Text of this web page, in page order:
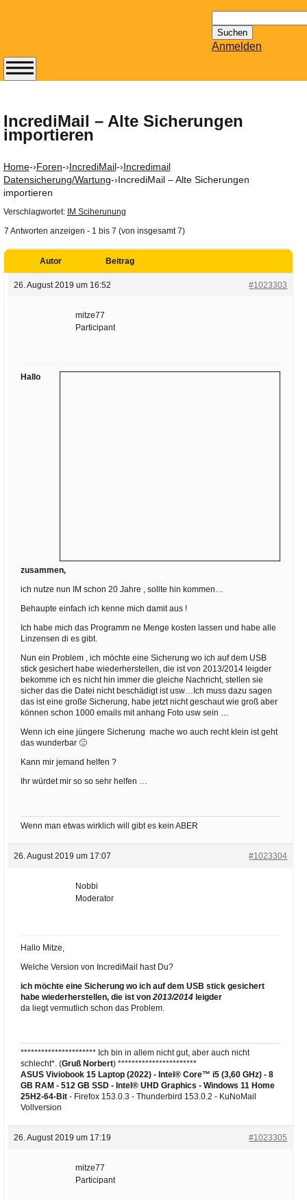
nach:
Anmelden
IncrediMail – Alte Sicherungen
importieren
Home-›Foren-›IncrediMail-›Incredimail
Datensicherung/Wartung-›IncrediMail – Alte Sicherungen
importieren
Verschlagwortet: IM Sciherunung
7 Antworten anzeigen - 1 bis 7 (von insgesamt 7)
Autor Beitrag
26. August 2019 um 16:52 #1023303
mitze77
Participant
Hallo
zusammen,
ich nutze nun IM schon 20 Jahre , sollte hin kommen…
Behaupte einfach ich kenne mich damit aus !
Ich habe mich das Programm ne Menge kosten lassen und habe alle
Linzensen di es gibt.
Nun ein Problem , ich möchte eine Sicherung wo ich auf dem USB
stick gesichert habe wiederherstellen, die ist von 2013/2014 leigder
bekomme ich es nicht hin immer die gleiche Nachricht, stellen sie
sicher das die Datei nicht beschädigt ist usw…Ich muss dazu sagen
das ist eine große Sicherung, habe jetzt nicht geschaut wie groß aber
können schon 1000 emails mit anhang Foto usw sein …
Wenn ich eine jüngere Sicherung mache wo auch recht klein ist geht
das wunderbar 🙁
Kann mir jemand helfen ?
Ihr würdet mir so so sehr helfen …
Wenn man etwas wirklich will gibt es kein ABER
26. August 2019 um 17:07 #1023304
Nobbi
Moderator
Hallo Mitze,
Welche Version von IncrediMail hast Du?
ich möchte eine Sicherung wo ich auf dem USB stick gesichert
habe wiederherstellen, die ist von 2013/2014leigder
da liegt vermutlich schon das Problem.
********************** Ich bin in allem nicht gut, aber auch nicht
schlecht*. (Gruß Norbert) ***********************
ASUS Viviobook 15 Laptop (2022) - Intel® Core™ i5 (3,60 GHz) - 8
GB RAM - 512 GB SSD - Intel® UHD Graphics - Windows 11 Home
25H2-64-Bit- Firefox 153.0.3 - Thunderbird 153.0.2 - KuNoMail
Vollversion
26. August 2019 um 17:19 #1023305
mitze77
Participant
Abonnieren Sie den
erscheinenden
Newsletter von
Mailhilfe.de
kostenlos.
Der ständig aktuelle
Tipps zu Thema
Email für Sie
bereithält!
GMail, Thunderbird
oder auch
KuNoMail, usw.
Ihre E-Mail